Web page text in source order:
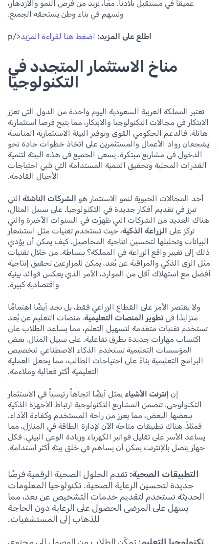
عميقاً في مستقبل بلادنا. معًا، نزيد من فرص النمو والازدهار،
ونسهم في بناء وطن يستحقه الجميع.
اطلع على المزيد: اضغط هنا لقراءة المزيد</p
مناخ الاستثمار المتجدد في
التكنولوجيا
تعتبر المملكة العربية السعودية اليوم واحدة من الدول التي تعزز
الابتكار في مجالات التكنولوجيا والابتكار، مما يتيح فرصاً استثمارية
هائلة. فالدعم الحكومي القوي وتوفير البيئة الاستثمارية المناسبة
يشجعان رواد الأعمال والمستثمرين على اتخاذ خطوات جادة نحو
الدخول في مشاريع مبتكرة. يسعى الجميع في هذه البيئة لتنمية
القدرات المحلية وتحقيق التنمية المستدامة التي تلبي احتياجات
الأجيال القادمة.
أحد المجالات الحيوية لنمو الاستثمار هو الشركات الناشئة التي
تبرز في تقديم أفكار جديدة في التكنولوجيا. على سبيل المثال،
هناك العديد من الشركات التي ظهرَت في السنوات الأخيرة والتي
تركز على الزراعة الذكية، حيث تستخدم تقنيات مثل استشعار
البيانات وتحليلها لتحسين انتاجية المحاصيل. كيف يمكن أن يؤدي
ذلك إلى تغيير واقع الزراعة في المملكة؟ ببساطة، من خلال تقنيات
مثل الري الذكي والمراقبة عن بُعد، يمكن للمزارعين تحقيق إنتاجية
أفضل مع استهلاك أقل من الموارد، الأمر الذي يعكس فوائد بيئية
واقتصادية كبيرة.
ولا يقتصر الأمر على القطاع الزراعي فقط، بل نجد أيضًا اهتمامًا
متزايدًا في تطوير المنصات التعليمية. منصات التعليم عن بُعد
تستخدم تقنيات متقدمة لتسهيل التعلم، مما يساعد الطلاب على
اكتساب مهارات جديدة بطرق تفاعلية. على سبيل المثال، بعض
المؤسسات التعليمية تستخدم الذكاء الاصطناعي لتخصيص
البرامج التعليمية بناءً على احتياجات الطالب، مما يجعل العملية
التعليمية أكثر فعالية وملاءمة.
إن إنترنت الأشياء يمثل أيضًا اتجاهاً رئيسياً في الاستثمار
التكنولوجي. تتضمن المشاريع التكنولوجية ارتباط الأجهزة الذكية
ببعضها البعض، مما يعزز من راحة المستخدم وكفاءة الأداء.
فمثلاً، هناك تطبيقات متاحة الآن لإدارة الطاقة في المنازل، مما
يساعد الأسر على تقليل فواتير الكهرباء وزيادة الوعي البيئي. فكل
جهاز يتصل بالإنترنت يمكن أن يساهم في خلق بيئة أكثر استدامة.
التطبيقات الصحية: تقدم الحلول الصحية الرقمية فرصًا
جديدة لتحسين الرعاية الصحية. تكنولوجيا المعلومات
الحديثة تستخدم لتقديم خدمات التشخيص عن بعد، مما
يسهل على المرضى الحصول على الرعاية دون الحاجة
للذهاب إلى المستشفيات.